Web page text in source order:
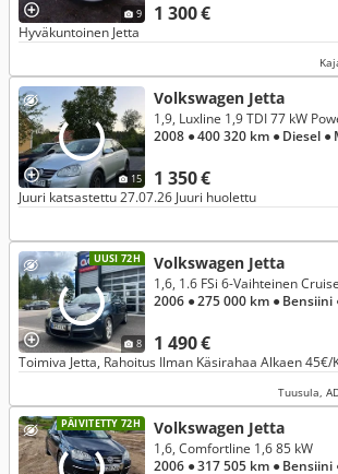
9 1 300 €
Hyväkuntoinen Jetta
15
Volkswagen Jetta
1 350 €
1,9, Luxline 1,9 TDI 77 kW
2008 ● 400 320 km ● Diesel ●
Juuri katsastettu 27.07.26 Juuri huolettu
UUSI 72H
8
Volkswagen Jetta
1 490 €
2006 ● 275 000 km ● Bensiini
Toimiva Jetta, Rahoitus Ilman Käsirahaa Alkaen 45€/
Tuusula,
PÄIVITETTY 72H Volkswagen Jetta
1,6, Comfortline 1,6 85 kW
2006 ● 317 505 km ● Bensiini